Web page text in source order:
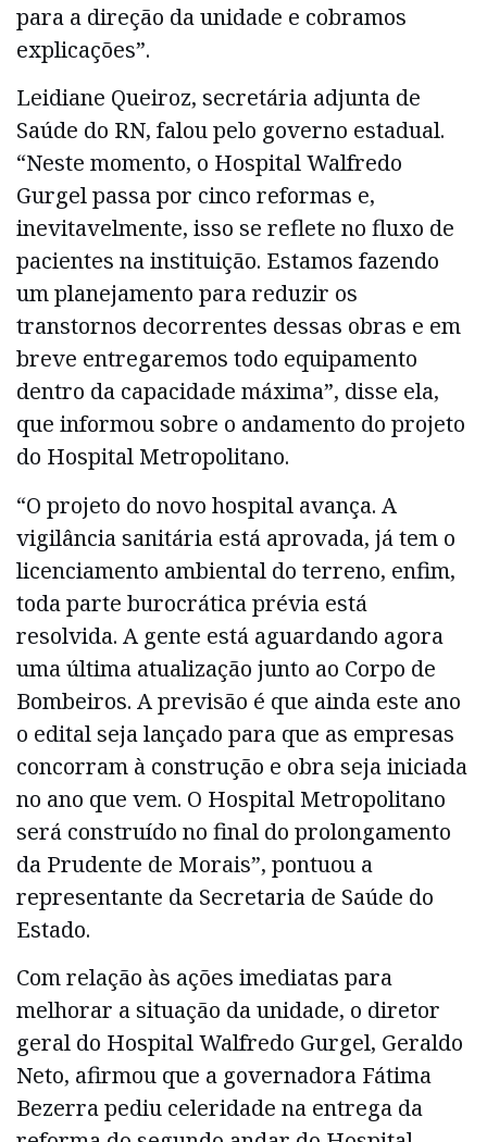
para a direção da unidade e cobramos
explicações”.
Leidiane Queiroz, secretária adjunta de
Saúde do RN, falou pelo governo estadual.
“Neste momento, o Hospital Walfredo
Gurgel passa por cinco reformas e,
inevitavelmente, isso se reflete no fluxo de
pacientes na instituição. Estamos fazendo
um planejamento para reduzir os
transtornos decorrentes dessas obras e em
breve entregaremos todo equipamento
dentro da capacidade máxima”, disse ela,
que informou sobre o andamento do projeto
do Hospital Metropolitano.
“O projeto do novo hospital avança. A
vigilância sanitária está aprovada, já tem o
licenciamento ambiental do terreno, enfim,
toda parte burocrática prévia está
resolvida. A gente está aguardando agora
uma última atualização junto ao Corpo de
Bombeiros. A previsão é que ainda este ano
o edital seja lançado para que as empresas
concorram à construção e obra seja iniciada
no ano que vem. O Hospital Metropolitano
será construído no final do prolongamento
da Prudente de Morais”, pontuou a
representante da Secretaria de Saúde do
Estado.
Com relação às ações imediatas para
melhorar a situação da unidade, o diretor
geral do Hospital Walfredo Gurgel, Geraldo
Neto, afirmou que a governadora Fátima
Bezerra pediu celeridade na entrega da